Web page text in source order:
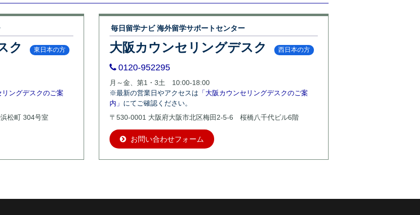
ク 東日本の方
リングデスクのご案
松町 304号室
毎日留学ナビ 海外留学サポートセンター
大阪カウンセリングデスク 西日本の方
0120-952295
月～金、第1・3土 10:00-18:00
※最新の営業日やアクセスは 「大阪カウンセリングデスクのご案
内」 にてご確認ください。
〒530-0001 大阪府大阪市北区梅田2-5-6 桜橋八千代ビル6階
お問い合わせフォーム